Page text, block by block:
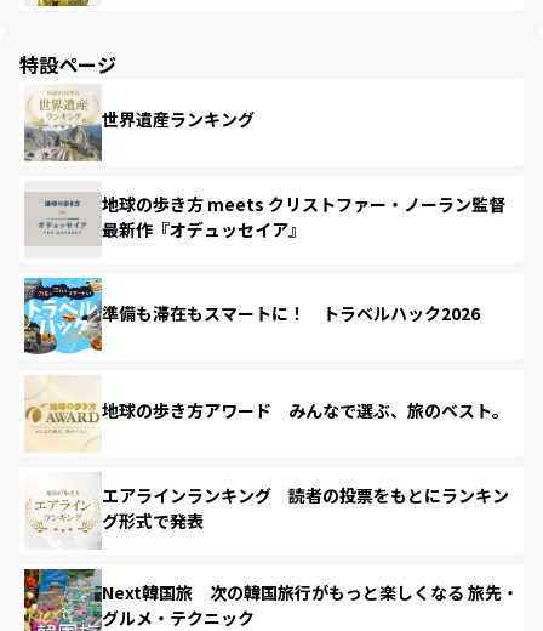
特設ページ
世界遺産ランキング
地球の歩き方 meets クリストファー・ノーラン監督
最新作『オデュッセイア』
準備も滞在もスマートに！ トラベルハック2026
地球の歩き方アワード みんなで選ぶ、旅のベスト。
エアラインランキング 読者の投票をもとにランキン
グ形式で発表
Next韓国旅 次の韓国旅行がもっと楽しくなる 旅先・
グルメ・テクニック